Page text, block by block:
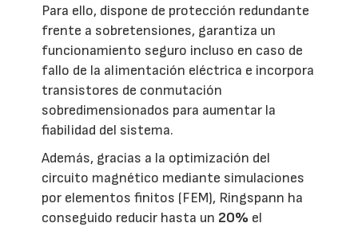
Para ello, dispone de protección redundante
frente a sobretensiones, garantiza un
funcionamiento seguro incluso en caso de
fallo de la alimentación eléctrica e incorpora
transistores de conmutación
sobredimensionados para aumentar la
fiabilidad del sistema.
Además, gracias a la optimización del
circuito magnético mediante simulaciones
por elementos finitos (FEM), Ringspann ha
conseguido reducir hasta un 20% el